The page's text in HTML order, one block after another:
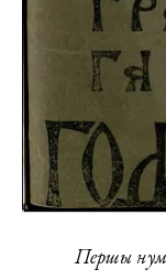
Першы